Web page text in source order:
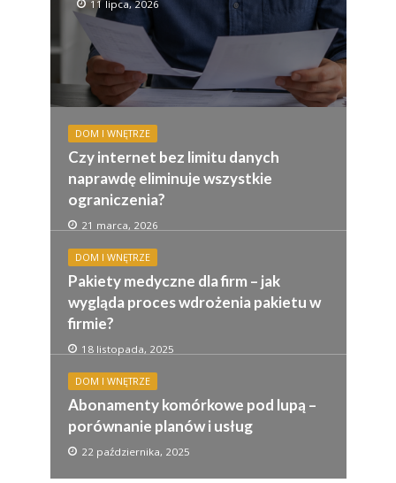
11 lipca, 2026
DOM I WNĘTRZE
Czy internet bez limitu danych
naprawdę eliminuje wszystkie
ograniczenia?
21 marca, 2026
DOM I WNĘTRZE
Pakiety medyczne dla firm – jak
wygląda proces wdrożenia pakietu w
firmie?
18 listopada, 2025
DOM I WNĘTRZE
Abonamenty komórkowe pod lupą –
porównanie planów i usług
22 października, 2025